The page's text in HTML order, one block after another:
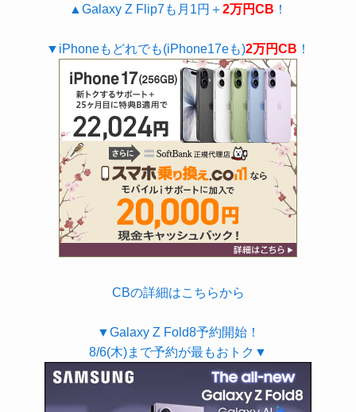
▲Galaxy Z Flip7も月1円＋2万円CB ！
▼iPhoneもどれでも(iPhone17eも)2万円CB ！
CBの詳細はこちらから
▼Galaxy Z Fold8予約開始！
8/6(木)まで予約が最もおトク▼